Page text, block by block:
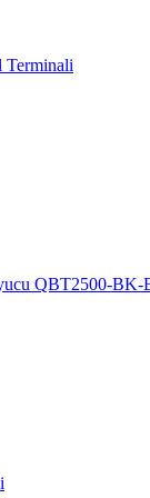
QBT2500-BK-